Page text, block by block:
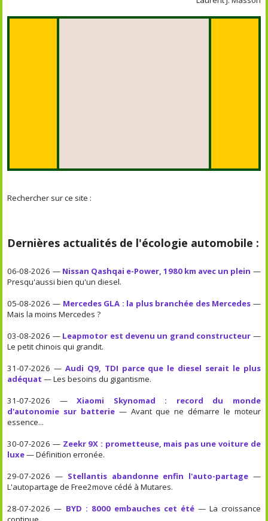
Rechercher sur ce site :
Dernières actualités de l'écologie automobile :
06-08-2026 — Nissan Qashqai e-Power, 1980 km avec un plein —
Presqu'aussi bien qu'un diesel.
05-08-2026 — Mercedes GLA : la plus branchée des Mercedes —
Mais la moins Mercedes ?
03-08-2026 — Leapmotor est devenu un grand constructeur —
Le petit chinois qui grandit.
31-07-2026 —Audi Q9, TDI parce que le diesel serait le plus
adéquat — Les besoins du gigantisme.
31-07-2026 —Xiaomi Skynomad : record du monde
d'autonomie sur batterie — Avant que ne démarre le moteur
essence...
30-07-2026 — Zeekr 9X : prometteuse, mais pas une voiture de
luxe— Définition erronée.
29-07-2026 — Stellantis abandonne enfin l'auto-partage—
L'autopartage de Free2move cédé à Mutares.
28-07-2026 — BYD : 8000 embauches cet été— La croissance